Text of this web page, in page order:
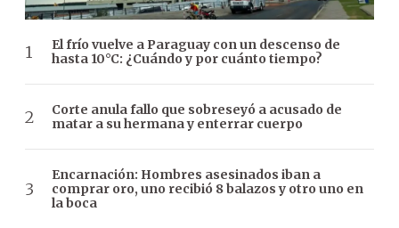
El frío vuelve a Paraguay con un descenso de
hasta 10°C: ¿Cuándo y por cuánto tiempo?
Corte anula fallo que sobreseyó a acusado de
matar a su hermana y enterrar cuerpo
Encarnación: Hombres asesinados iban a
comprar oro, uno recibió 8 balazos y otro uno en
la boca